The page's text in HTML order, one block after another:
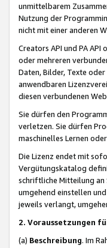
unmittelbarem
Nutzung der
nicht mit einer anderen
Creators API und PA
oder mehreren
Daten, Bilder, Texte
anwendbaren
diesen verbundenen
Sie dürfen den
verletzen. Sie dürfen
maschinelles Lernen
Die Lizenz endet mit
Vergütungskatalog
schriftliche Mitteilung an
umgehend einstellen
jeweils verlangt,
2. Voraussetzungen
(a) Beschreibung. Im